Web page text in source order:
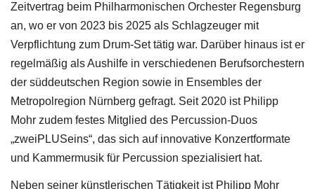
Zeitvertrag beim Philharmonischen Orchester Regensburg
an, wo er von 2023 bis 2025 als Schlagzeuger mit
Verpflichtung zum Drum-Set tätig war. Darüber hinaus ist er
regelmäßig als Aushilfe in verschiedenen Berufsorchestern
der süddeutschen Region sowie in Ensembles der
Metropolregion Nürnberg gefragt. Seit 2020 ist Philipp
Mohr zudem festes Mitglied des Percussion-Duos
„zweiPLUSeins“, das sich auf innovative Konzertformate
und Kammermusik für Percussion spezialisiert hat.
Neben seiner künstlerischen Tätigkeit ist Philipp Mohr